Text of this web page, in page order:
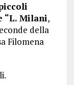
“L. Milani,
della
Filomena